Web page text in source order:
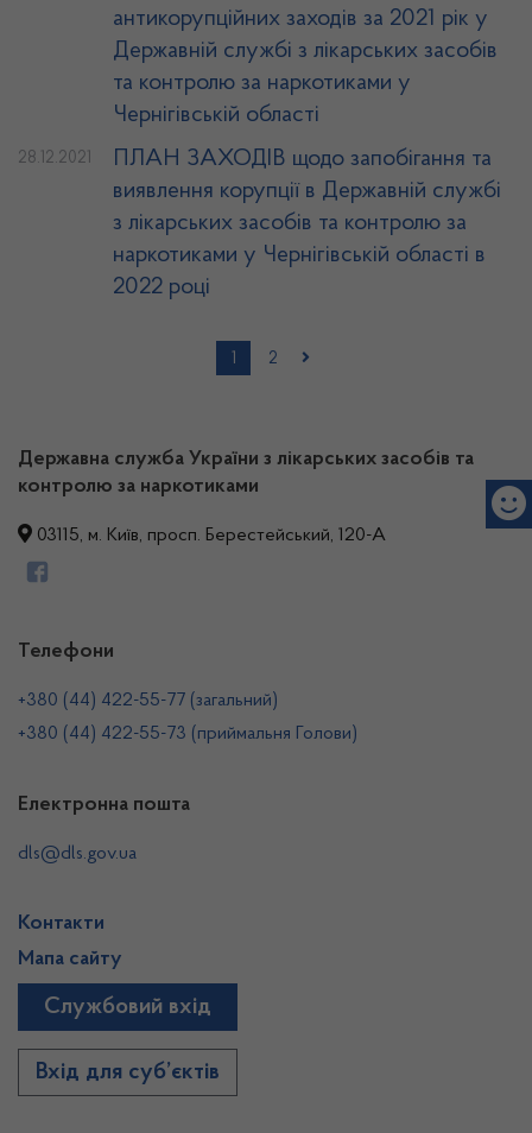
антикорупційних заходів за 2021 рік у
Державній службі з лікарських засобів
та контролю за наркотиками у
Чернігівській області
28.12.2021
ПЛАН ЗАХОДІВ щодо запобігання та
виявлення корупції в Державній службі
з лікарських засобів та контролю за
наркотиками у Чернігівській області в
2022 році
2
Державна служба України з лікарських засобів та
контролю за наркотиками
03115, м. Київ, просп. Берестейський, 120-А
Телефони
+380 (44) 422-55-77 (загальний)
+380 (44) 422-55-73 (приймальня Голови)
Електронна пошта
dls@dls.gov.ua
Контакти
Мапа сайту
Службовий вхід
Вхід для суб’єктів